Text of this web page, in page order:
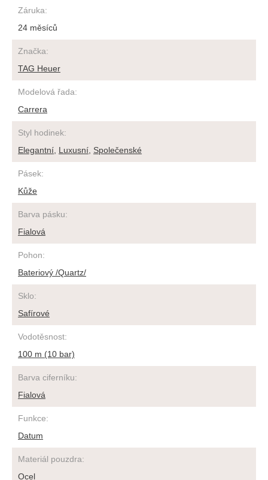
Záruka:
24 měsíců
Značka:
TAG Heuer
Modelová řada:
Carrera
Styl hodinek:
Elegantní Luxusní Společenské
Pásek:
Kůže
Barva pásku:
Fialová
Pohon:
Bateriový /Quartz/
Sklo:
Safírové
Vodotěsnost:
100 m (10 bar)
Barva ciferníku:
Fialová
Funkce:
Datum
Materiál pouzdra:
Ocel